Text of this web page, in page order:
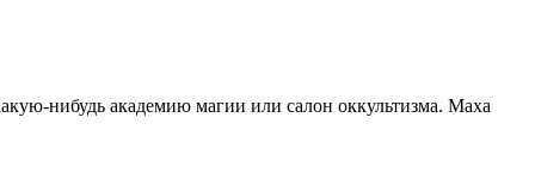
нибудь академию магии или салон оккультизма. Маха